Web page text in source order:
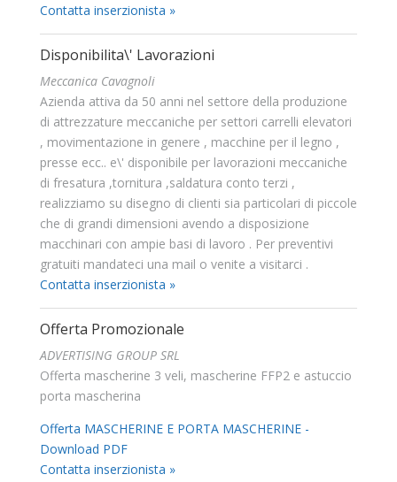
Contatta inserzionista »
Disponibilita\' Lavorazioni
Meccanica Cavagnoli
Azienda attiva da 50 anni nel settore della produzione
di attrezzature meccaniche per settori carrelli elevatori
, movimentazione in genere , macchine per il legno ,
presse ecc.. e\' disponibile per lavorazioni meccaniche
di fresatura ,tornitura ,saldatura conto terzi ,
realizziamo su disegno di clienti sia particolari di piccole
che di grandi dimensioni avendo a disposizione
macchinari con ampie basi di lavoro . Per preventivi
gratuiti mandateci una mail o venite a visitarci .
Contatta inserzionista »
Offerta Promozionale
ADVERTISING GROUP SRL
Offerta mascherine 3 veli, mascherine FFP2 e astuccio
porta mascherina
Offerta MASCHERINE E PORTA MASCHERINE -
Download PDF
Contatta inserzionista »